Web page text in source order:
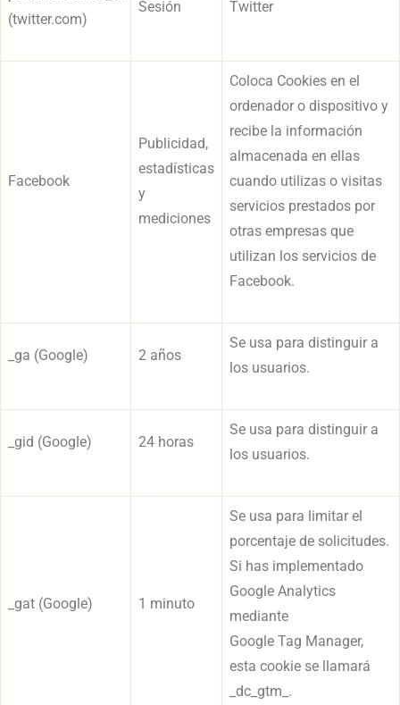
(twitter.com)
Sesión Twitter
Facebook
Publicidad,
estadísticas
y
mediciones
Coloca Cookies en el
ordenador o dispositivo y
recibe la información
almacenada en ellas
cuando utilizas o visitas
servicios prestados por
otras empresas que
utilizan los servicios de
Facebook.
_ga (Google) 2 años
Se usa para distinguir a
los usuarios.
_gid (Google) 24 horas
Se usa para distinguir a
los usuarios.
_gat (Google) 1 minuto
Se usa para limitar el
porcentaje de solicitudes.
Si has implementado
Google Analytics
mediante
Google Tag Manager,
esta cookie se llamará
_dc_gtm_ .